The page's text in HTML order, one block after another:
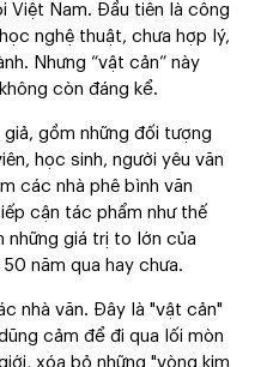
Việt Nam. Đầu tiên là công
nghệ thuật, chưa hợp lý,
Nhưng “vật cản” này
còn đáng kể.
gồm những đối tượng
học sinh, người yêu văn
các nhà phê bình văn
cận tác phẩm như thế
những giá trị to lớn của
năm qua hay chưa.
nhà văn. Đây là "vật cản"
cảm để đi qua lối mòn
xóa bỏ những "vòng kim